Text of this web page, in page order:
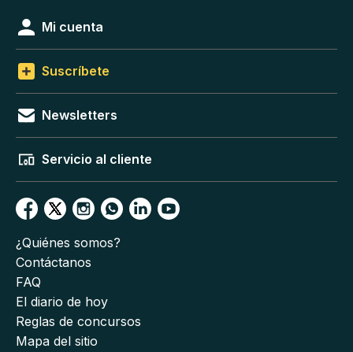
Mi cuenta
Suscríbete
Newsletters
Servicio al cliente
¿Quiénes somos?
Contáctanos
FAQ
El diario de hoy
Reglas de concursos
Mapa del sitio